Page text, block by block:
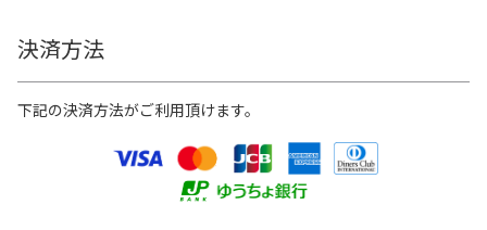
決済方法
下記の決済方法がご利用頂けます。